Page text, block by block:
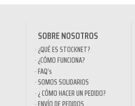
SOBRE NOSOTROS
¿QUÉ ES STOCKNET?
¿CÓMO FUNCIONA?
FAQ’s
SOMOS SOLIDARIOS
¿ CÓMO HACER UN PEDIDO?